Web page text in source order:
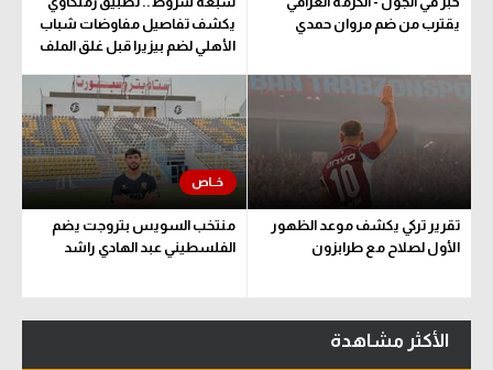
يقترب من ضم مروان حمدي
يكشف تفاصيل مفاوضات شباب
الأهلي لضم بيزيرا قبل غلق الملف
تقرير تركي يكشف موعد الظهور
الأول لصلاح مع طرابزون
منتخب السويس بتروجت يضم
الفلسطيني عبد الهادي راشد
الأكثر مشاهدة